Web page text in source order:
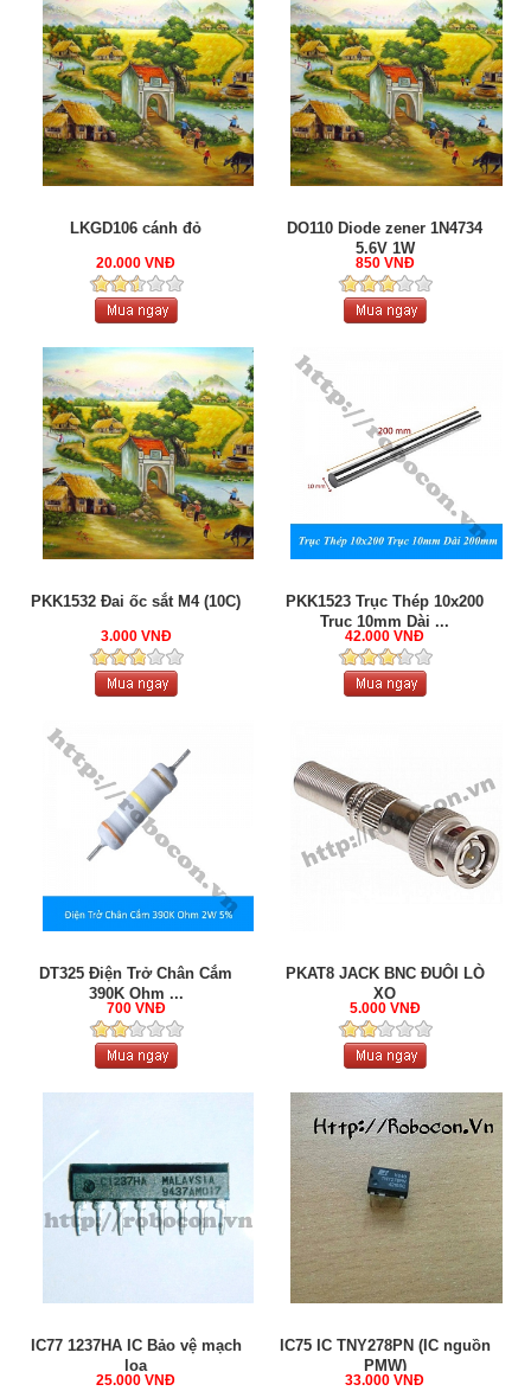
LKGD106 cánh đỏ
20.000 VNĐ
DO110 Diode zener 1N4734
5.6V 1W
850 VNĐ
PKK1532 Đai ốc sắt M4 (10C)
3.000 VNĐ
PKK1523 Trục Thép 10x200
Trục 10mm Dài ...
42.000 VNĐ
DT325 Điện Trở Chân Cắm
390K Ohm ...
700 VNĐ
PKAT8 JACK BNC ĐUÔI LÒ
XO
5.000 VNĐ
IC77 1237HA IC Bảo vệ mạch
loa
25.000 VNĐ
IC75 IC TNY278PN (IC nguồn
PMW)
33.000 VNĐ